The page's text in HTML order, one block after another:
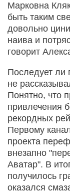
Марковна
быть таким
довольно
наива и
говорит
Последует ли
не
Понятно, что
привлечения
рекордных
Первому
проекта
внезапно
Аватар". В
получилось
оказался